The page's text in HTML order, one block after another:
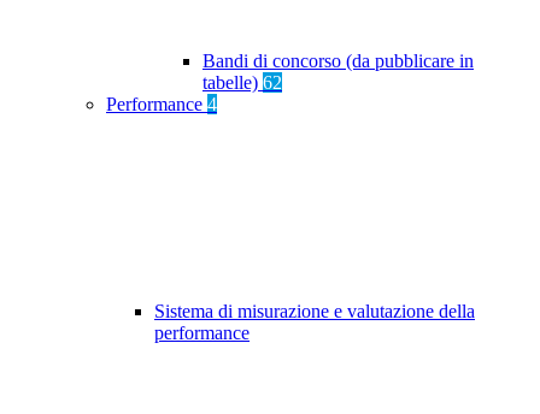
Bandi di concorso (da pubblicare in
tabelle) 62
Performance 4
Sistema di misurazione e valutazione della
performance